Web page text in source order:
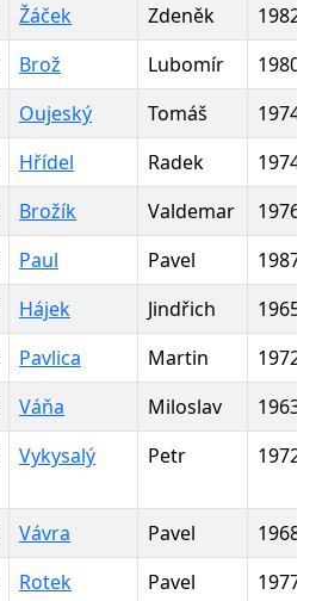
Žáček Zdeněk
1982
Brož Lubomír
1980
Oujeský Tomáš
1974
Hřídel Radek
1974
Brožík Valdemar
1976
Paul Pavel
1987
Hájek Jindřich
1965
Pavlica Martin
1972
Váňa Miloslav
1963
Vykysalý Petr 1972
Vávra Pavel
1968
Rotek Pavel
1977